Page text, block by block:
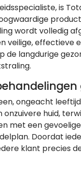
is
wordt volledig
veilige, effectieve
langdurige
ongeacht
huid,
met een
Doordat
klant precies